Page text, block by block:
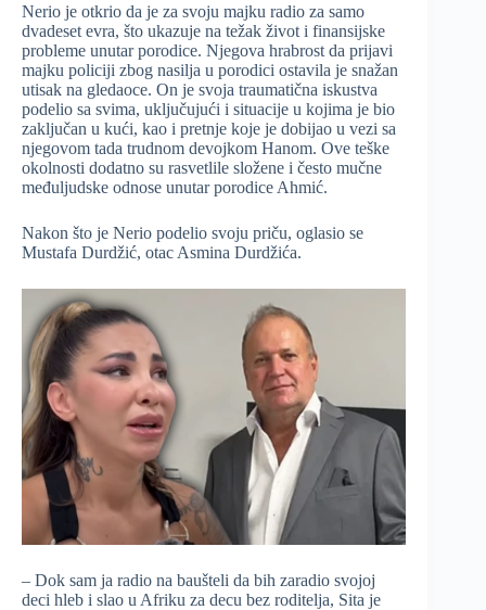
Nerio je otkrio da je za svoju majku radio za samo
dvadeset evra, što ukazuje na težak život i finansijske
probleme unutar porodice. Njegova hrabrost da prijavi
majku policiji zbog nasilja u porodici ostavila je snažan
utisak na gledaoce. On je svoja traumatična iskustva
podelio sa svima, uključujući i situacije u kojima je bio
zaključan u kući, kao i pretnje koje je dobijao u vezi sa
njegovom tada trudnom devojkom Hanom. Ove teške
okolnosti dodatno su rasvetlile složene i često mučne
međuljudske odnose unutar porodice Ahmić.
Nakon što je Nerio podelio svoju priču, oglasio se
Mustafa Durdžić, otac Asmina Durdžića.
– Dok sam ja radio na baušteli da bih zaradio svojoj
deci hleb i slao u Afriku za decu bez roditelja, Sita je